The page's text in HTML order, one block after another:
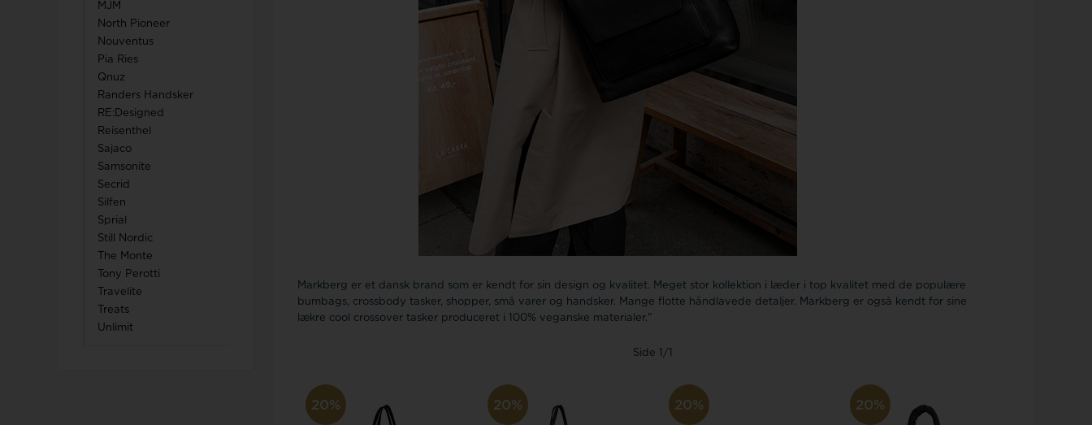
MJM
North Pioneer
Nouventus
Pia Ries
Qnuz
Randers Handsker
RE:Designed
Reisenthel
Sajaco
Samsonite
Secrid
Silfen
Sprial
Still Nordic
The Monte
Tony Perotti
Travelite
Treats
Unlimit
Markberg er et dansk brand som er kendt for sin design og kvalitet. Meget stor kollektion i læder i top kvalitet med de populære
bumbags, crossbody tasker, shopper, små varer og handsker. Mange flotte håndlavede detaljer. Markberg er også kendt for sine
lækre cool crossover tasker produceret i 100% veganske materialer."
Side 1/1
20% 20% 20% 20%